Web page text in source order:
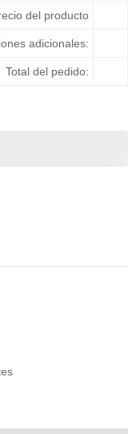
del producto
adicionales:
Total del pedido: